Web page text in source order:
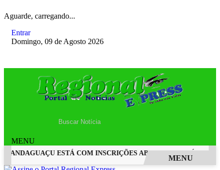
Aguarde, carregando...
Entrar
Domingo, 09 de Agosto 2026
MENU
ESTÁ COM INSCRIÇÕES ABERTAS PRÁTICAS
MENU